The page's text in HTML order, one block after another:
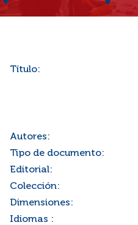
Título:
Autores:
Tipo de documento:
Editorial:
Colección:
Dimensiones:
Idiomas :